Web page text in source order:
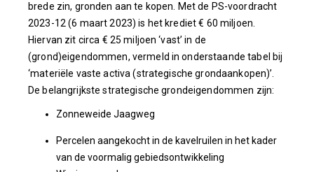
brede zin, gronden aan te kopen. Met de PS-voordracht
2023-12 (6 maart 2023) is het krediet € 60 miljoen.
Hiervan zit circa € 25 miljoen ‘vast’ in de
(grond)eigendommen, vermeld in onderstaande tabel bij
‘materiële vaste activa (strategische grondaankopen)’.
De belangrijkste strategische grondeigendommen zijn:
Zonneweide Jaagweg
Percelen aangekocht in de kavelruilen in het kader
van de voormalig gebiedsontwikkeling